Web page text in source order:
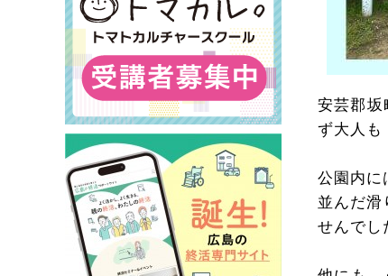
安芸郡坂
ず大人も
公園内に
並んだ滑
せんでし